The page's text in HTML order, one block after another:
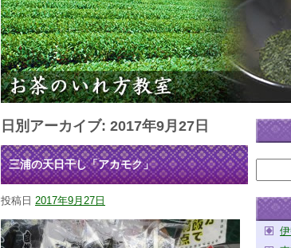
日別アーカイブ: 2017年9月27日
三浦の天日干し「アカモク」
投稿日 2017年9月27日